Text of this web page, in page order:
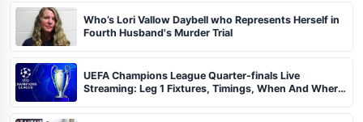
Who’s Lori Vallow Daybell who Represents Herself in
Fourth Husband's Murder Trial
UEFA Champions League Quarter-finals Live
Streaming: Leg 1 Fixtures, Timings, When And Where